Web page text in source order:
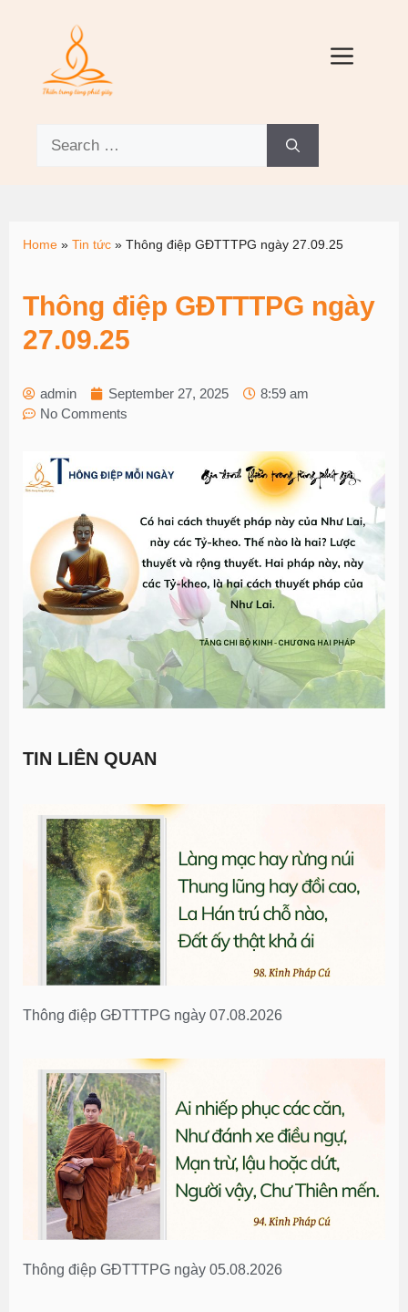
Home » Tin tức » Thông điệp GĐTTTPG ngày 27.09.25
Thông điệp GĐTTTPG ngày
27.09.25
admin September 27, 2025
8:59 am
No Comments
TIN LIÊN QUAN
Thông điệp GĐTTTPG ngày 07.08.2026
Thông điệp GĐTTTPG ngày 05.08.2026